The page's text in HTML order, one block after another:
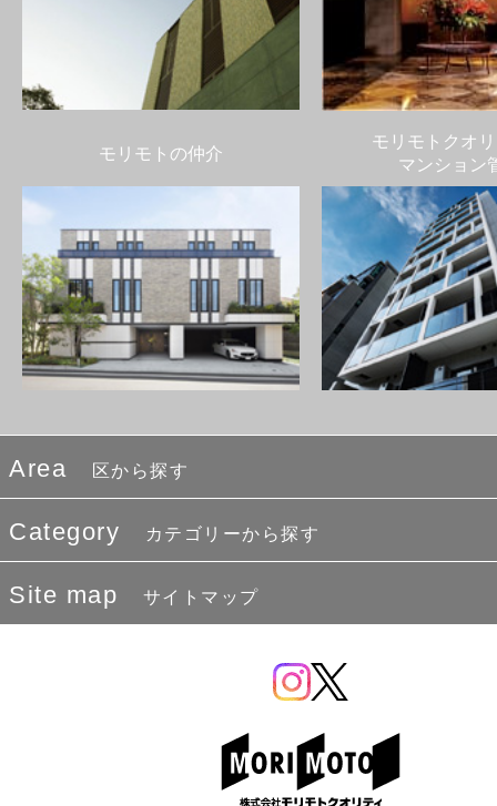
モリモトの仲介
モリモトクオ
マンション
Area 区から探す
Category カテゴリーから探す
Site map サイトマップ